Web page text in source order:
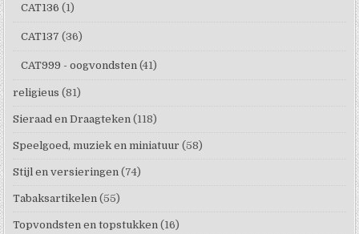
CAT136 (1)
CAT137 (36)
CAT999 - oogvondsten (41)
religieus (81)
Sieraad en Draagteken (118)
Speelgoed, muziek en miniatuur (58)
Stijl en versieringen (74)
Tabaksartikelen (55)
Topvondsten en topstukken (16)